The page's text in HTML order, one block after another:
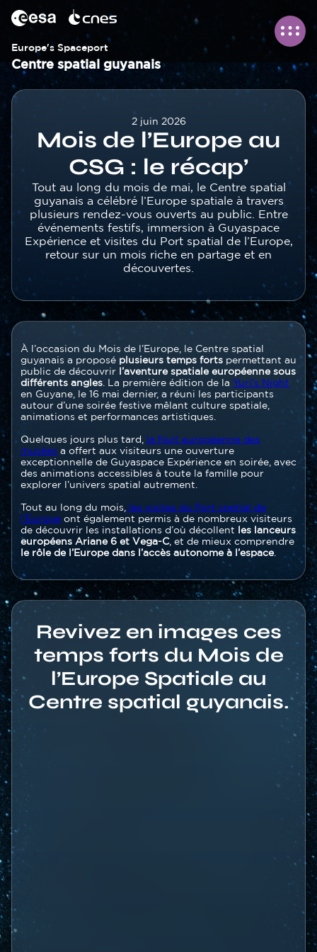
contenu
principal
Europe's Spaceport
Centre spatial guyanais
Corps
2 juin 2026
Mois de l’Europe au
CSG : le récap’
Texte
Tout au long du mois de mai, le Centre spatial
guyanais a célébré l’Europe spatiale à travers
plusieurs rendez-vous ouverts au public. Entre
événements festifs, immersion à Guyaspace
Expérience et visites du Port spatial de l’Europe,
retour sur un mois riche en partage et en
découvertes.
section
Texte
À l’occasion du Mois de l’Europe, le Centre spatial
guyanais a proposé plusieurs temps forts permettant au
public de découvrir l’aventure spatiale européenne sous
différents angles . La première édition de la Yuri’s Night
en Guyane, le 16 mai dernier, a réuni les participants
autour d’une soirée festive mêlant culture spatiale,
animations et performances artistiques.
Quelques jours plus tard, la Nuit européenne des
musées a offert aux visiteurs une ouverture
exceptionnelle de Guyaspace Expérience en soirée, avec
des animations accessibles à toute la famille pour
explorer l’univers spatial autrement.
Tout au long du mois, les visites du Port spatial de
l’Europe ont également permis à de nombreux visiteurs
de découvrir les installations d’où décollent les lanceurs
européens Ariane 6 et Vega-C, et de mieux comprendre
le rôle de l’Europe dans l’accès autonome à l’espace.
Revivez en images ces
temps forts du Mois de
l’Europe Spatiale au
Centre spatial guyanais.